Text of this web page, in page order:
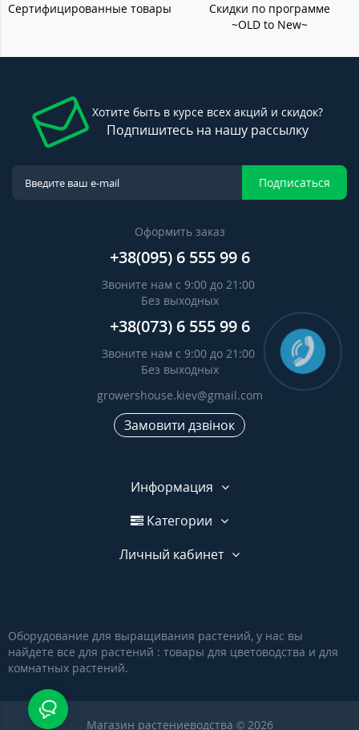
Сертифицированные товары
Скидки по программе
~OLD to New~
Хотите быть в курсе всех акций и скидок?
Подпишитесь на нашу рассылку
Подписаться
Оформить заказ
+38(095) 6 555 99 6
Звоните нам с 9:00 до 21:00
Без выходных
+38(073) 6 555 99 6
Звоните нам с 9:00 до 21:00
Без выходных
growershouse.kiev@gmail.com
Замовити дзвінок
Информация
Категории
Личный кабинет
Оборудование для выращивания растений, у нас вы
найдете все для растений : товары для цветоводства и для
комнатных растений.
Магазин растениеводства © 2026